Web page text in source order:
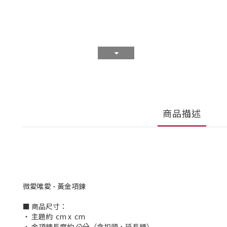
商品描述
微愛唯愛 - 黃金項鍊
■ 商品尺寸：
‧ 主題約 cm x cm